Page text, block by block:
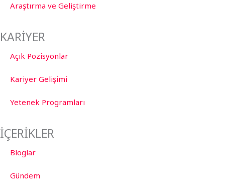
Araştırma ve Geliştirme
KARİYER
Açık Pozisyonlar
Kariyer Gelişimi
Yetenek Programları
İÇERİKLER
Bloglar
Gündem